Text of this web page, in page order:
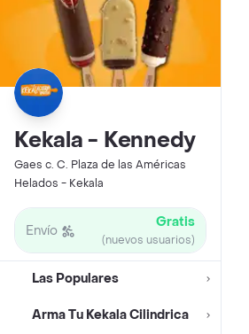
Kekala - Kennedy
Gaes c. C. Plaza de las Américas
Helados - Kekala
Envío Gratis
(nuevos usuarios)
Las Populares
Arma Tu Kekala Cilindrica